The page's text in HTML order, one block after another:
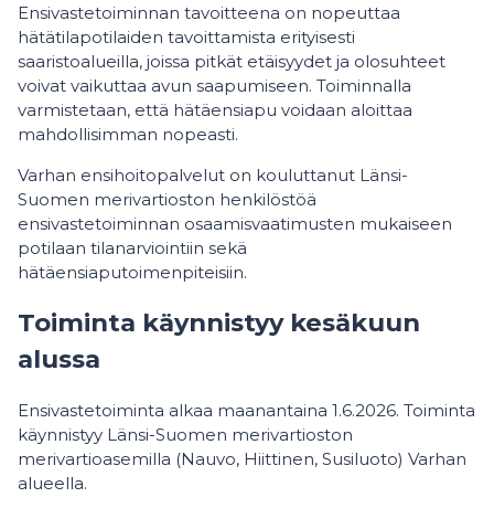
Ensivastetoiminnan tavoitteena on nopeuttaa
hätätilapotilaiden tavoittamista erityisesti
saaristoalueilla, joissa pitkät etäisyydet ja olosuhteet
voivat vaikuttaa avun saapumiseen. Toiminnalla
varmistetaan, että hätäensiapu voidaan aloittaa
mahdollisimman nopeasti.
Varhan ensihoitopalvelut on kouluttanut Länsi-
Suomen merivartioston henkilöstöä
ensivastetoiminnan osaamisvaatimusten mukaiseen
potilaan tilanarviointiin sekä
hätäensiaputoimenpiteisiin.
Toiminta käynnistyy kesäkuun
alussa
Ensivastetoiminta alkaa maanantaina 1.6.2026. Toiminta
käynnistyy Länsi-Suomen merivartioston
merivartioasemilla (Nauvo, Hiittinen, Susiluoto) Varhan
alueella.